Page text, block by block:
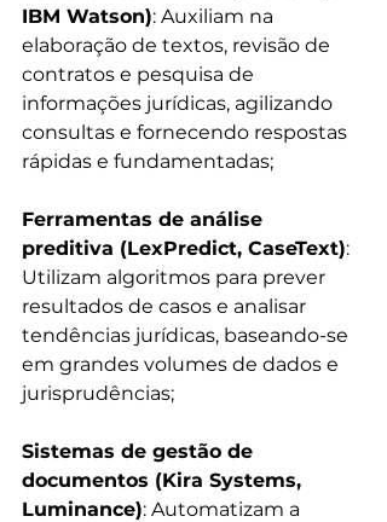
IBM Watson): Auxiliam na
elaboração de textos, revisão de
contratos e pesquisa de
informações jurídicas, agilizando
consultas e fornecendo respostas
rápidas e fundamentadas;
Ferramentas de análise
preditiva (LexPredict, CaseText):
Utilizam algoritmos para prever
resultados de casos e analisar
tendências jurídicas, baseando-se
em grandes volumes de dados e
jurisprudências;
Sistemas de gestão de
documentos (Kira Systems,
Luminance): Automatizam a